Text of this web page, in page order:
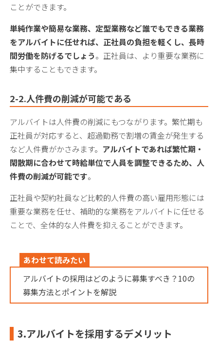
ことができます。
単純作業や簡易な業務、定型業務など誰でもできる業務
をアルバイトに任せれば、正社員の負担を軽くし、長時
間労働を防げるでしょう。正社員は、より重要な業務に
集中することもできます。
2-2.人件費の削減が可能である
アルバイトは人件費の削減にもつながります。繁忙期も
正社員が対応すると、超過勤務で割増の賃金が発生する
など人件費がかさみます。 アルバイトであれば繁忙期・
閑散期に合わせて時給単位で人員を調整できるため、人
件費の削減が可能です。
正社員や契約社員など比較的人件費の高い雇用形態には
重要な業務を任せ、補助的な業務をアルバイトに任せる
ことで、全体的な人件費を抑えることができます。
あわせて読みたい
アルバイトの採用はどのように募集すべき？10の
募集方法とポイントを解説
3.アルバイトを採用するデメリット